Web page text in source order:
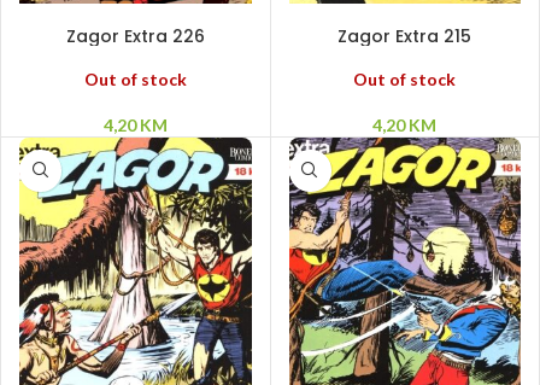
Zagor Extra 226
Out of stock
4,20KM
Zagor Extra 215
Out of stock
4,20KM